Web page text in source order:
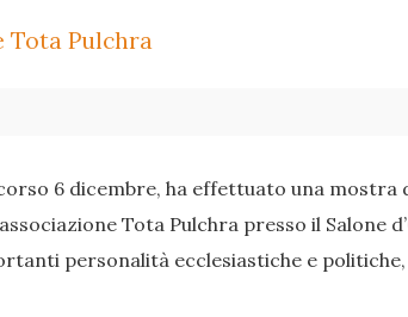
Tota Pulchra
6 dicembre, ha effettuato una
Tota Pulchra presso il Salone
personalità ecclesiastiche e politiche,